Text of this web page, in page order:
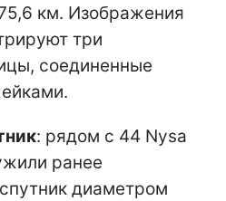
км. Изображения
три
соединенные
: рядом с 44 Nysa
ранее
диаметром